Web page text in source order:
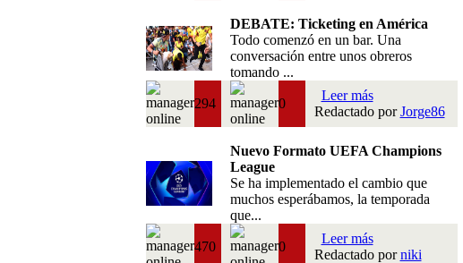
DEBATE: Ticketing en América
Todo comenzó en un bar. Una
conversación entre unos obreros
tomando ...
294 0
Leer más
Redactado porJorge86
Nuevo Formato UEFA Champions
League
Se ha implementado el cambio que
muchos esperábamos, la temporada
que...
470 0
Leer más
Redactado porniki